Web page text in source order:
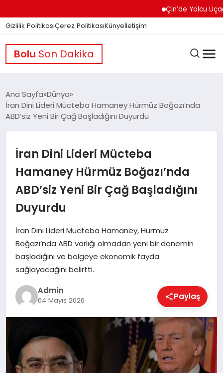
Çin’de Yolcu
Gizlilik PolitikasıÇerez PolitikasıKünyeİletişim
Bolu Son Dakika
GÜNDEM
DÜNYA
EĞITIM
EKONOMI
MAGAZIN
SAĞLIK
SPOR
Ana Sayfa Dünya
İran Dini Lideri Mücteba Hamaney Hürmüz Boğazı’nda
ABD’siz Yeni Bir Çağ Başladığını Duyurdu
İran Dini Lideri Mücteba
Hamaney Hürmüz Boğazı’nda
ABD’siz Yeni Bir Çağ Başladığını
Duyurdu
İran Dini Lideri Mücteba Hamaney, Hürmüz
Boğazı’nda ABD varlığı olmadan yeni bir dönemin
başladığını ve bölgeye ekonomik fayda
sağlayacağını belirtti.
Admin
04 Mayıs 2026 Paylaş